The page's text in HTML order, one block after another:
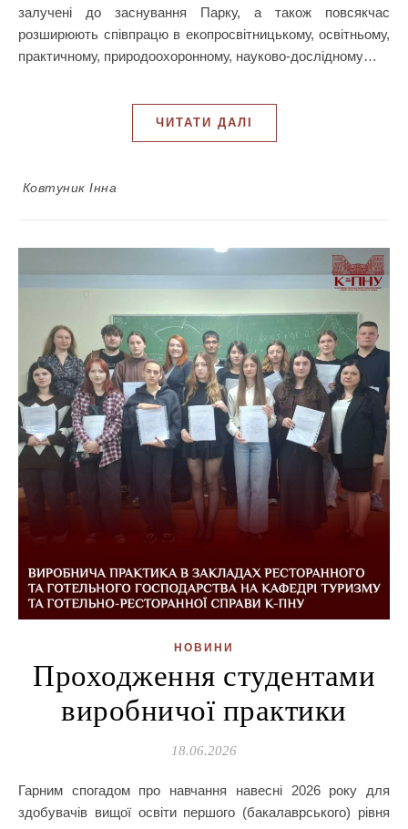
залучені до заснування Парку, а також повсякчас
розширюють співпрацю в екопросвітницькому, освітньому,
практичному, природоохоронному, науково-дослідному…
ЧИТАТИ ДАЛІ
Ковтуник Інна
НОВИНИ
Проходження студентами
виробничої практики
18.06.2026
Гарним спогадом про навчання навесні 2026 року для
здобувачів вищої освіти першого (бакалаврського) рівня